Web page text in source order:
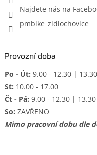
Najdete nás na
pmbike_zidlochovice
Provozní doba
Po - Út: 9.00 - 12.30 |
St: 10.00 - 17.00
Čt - Pá: 9.00 - 12.30 |
So: ZAVŘENO
Mimo pracovní dobu dle